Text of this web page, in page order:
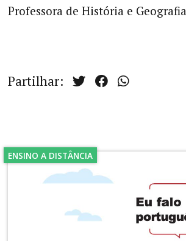
Professora de História e Geografia
Partilhar:
ENSINO A DISTÂNCIA